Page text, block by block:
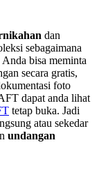
dan
sebagaimana
bisa meminta
secara gratis,
foto
dapat anda lihat
tetap buka. Jadi
atau sekedar
undangan